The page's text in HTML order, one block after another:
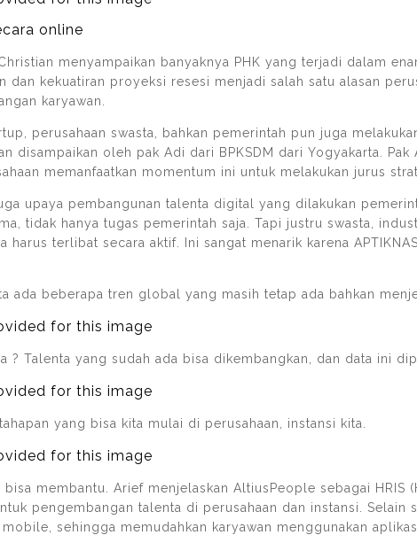
online
menyampaikan banyaknya PHK yang terjadi dalam
dan kekuatiran proyeksi resesi menjadi salah satu alasan
karyawan.
perusahaan swasta, bahkan pemerintah pun juga
disampaikan oleh pak Adi dari BPKSDM dari Yogyakarta.
memanfaatkan momentum ini untuk melakukan jurus
upaya pembangunan talenta digital yang dilakukan
tidak hanya tugas pemerintah saja. Tapi justru swasta,
harus terlibat secara aktif. Ini sangat menarik karena
ada beberapa tren global yang masih tetap ada bahkan
? Talenta yang sudah ada bisa dikembangkan, dan data ini
yang bisa kita mulai di perusahaan, instansi kita.
bisa membantu. Arief menjelaskan AltiusPeople sebagai HRIS
pengembangan talenta di perusahaan dan instansi. Selain
sehingga memudahkan karyawan menggunakan